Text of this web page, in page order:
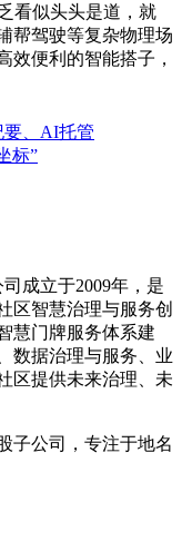
看似头头是道，就
帮驾驶等复杂物理场
效便利的智能搭子，
要、AI托管
标”
成立于2009年，是
区智慧治理与服务创
慧门牌服务体系建
数据治理与服务、业
区提供未来治理、未
子公司，专注于地名